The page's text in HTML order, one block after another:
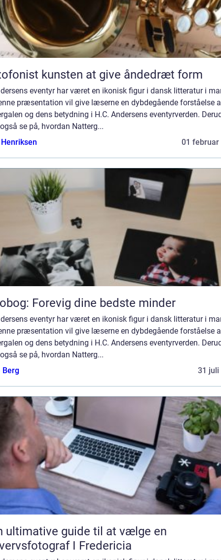
Saxofonist kunsten at give åndedræt form
eventyr har været en ikonisk figur i dansk litteratur i
præsentation vil give læserne en dybdegående forståelse
og dens betydning i H.C. Andersens eventyrverden.
se på, hvordan Natterg...
01 februar
Forevig dine bedste minder
eventyr har været en ikonisk figur i dansk litteratur i
præsentation vil give læserne en dybdegående forståelse
og dens betydning i H.C. Andersens eventyrverden.
se på, hvordan Natterg...
Berg
31 juli
ultimative guide til at vælge en
I Fredericia